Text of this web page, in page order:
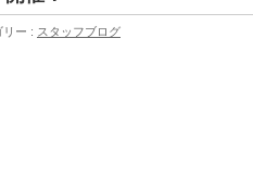
リー : スタッフブログ